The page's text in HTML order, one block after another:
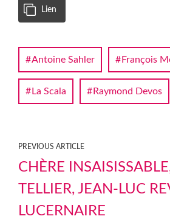
Lien
Antoine Sahler François
La Scala Raymond Devos
PREVIOUS ARTICLE
CHÈRE
TELLIER, JEAN-LUC
LUCERNAIRE